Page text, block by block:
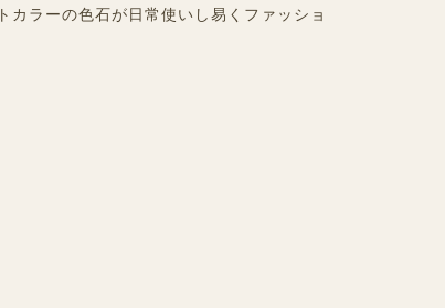
ラーの色石が日常使いし易くファッショ